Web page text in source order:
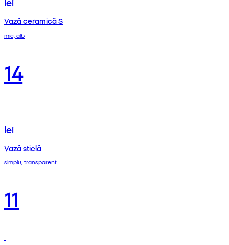
Vază ceramică S
mic, alb
14
lei
Vază sticlă
simplu, transparent
11